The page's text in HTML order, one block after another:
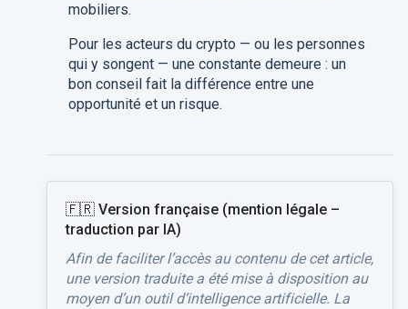
mobiliers.
Pour les acteurs du crypto — ou les personnes
qui y songent — une constante demeure : un
bon conseil fait la différence entre une
opportunité et un risque.
🇫🇷 Version française (mention légale –
traduction par IA)
Afin de faciliter l’accès au contenu de cet article,
une version traduite a été mise à disposition au
moyen d’un outil d’intelligence artificielle. La